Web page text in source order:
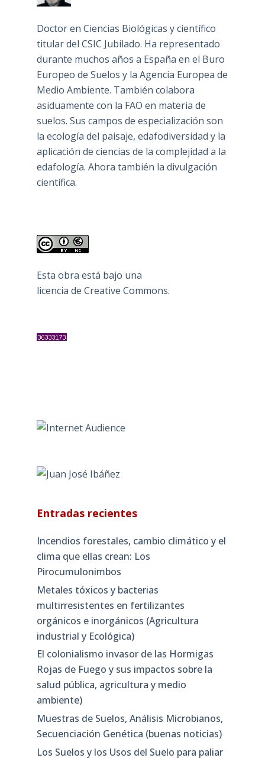
Doctor en Ciencias Biológicas y científico
titular del CSIC Jubilado. Ha representado
durante muchos años a España en el Buro
Europeo de Suelos y la Agencia Europea de
Medio Ambiente. También colabora
asiduamente con la FAO en materia de
suelos. Sus campos de especialización son
la ecología del paisaje, edafodiversidad y la
aplicación de ciencias de la complejidad a la
edafología. Ahora también la divulgación
científica.
Esta obra está bajo una
licencia de Creative Commons.
Entradas recientes
Incendios forestales, cambio climático y el
clima que ellas crean: Los
Pirocumulonimbos
Metales tóxicos y bacterias
multirresistentes en fertilizantes
orgánicos e inorgánicos (Agricultura
industrial y Ecológica)
El colonialismo invasor de las Hormigas
Rojas de Fuego y sus impactos sobre la
salud pública, agricultura y medio
ambiente)
Muestras de Suelos, Análisis Microbianos,
Secuenciación Genética (buenas noticias)
Los Suelos y los Usos del Suelo para paliar